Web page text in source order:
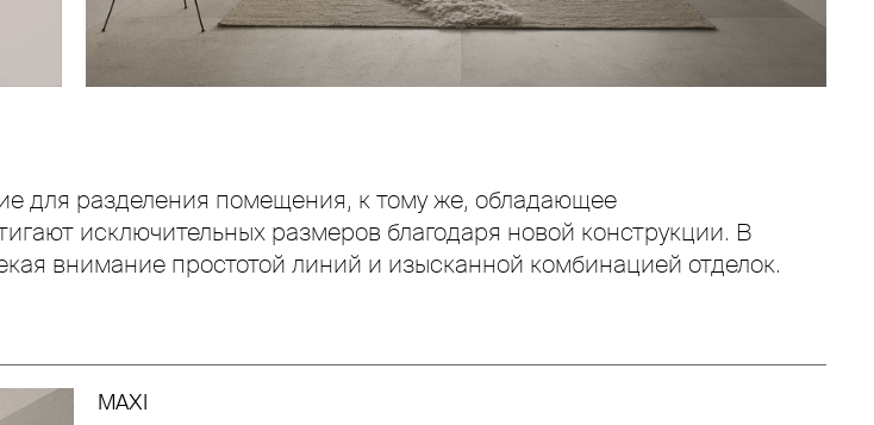
для разделения помещения, к тому же, обладающее
исключительных размеров благодаря новой конструкции. В
внимание простотой линий и изысканной комбинацией отделок.
MAXI